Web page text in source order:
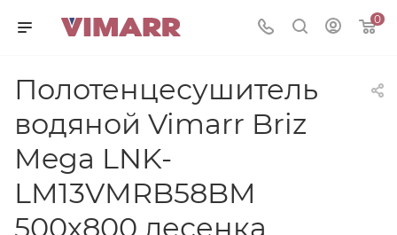
0
Полотенцесушитель
водяной Vimarr Briz
Mega LNK-
LM13VMRB58BM
500х800 лесенка,